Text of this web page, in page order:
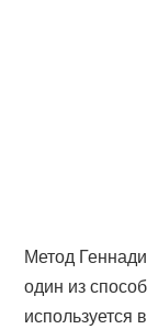
Метод
один из
используется